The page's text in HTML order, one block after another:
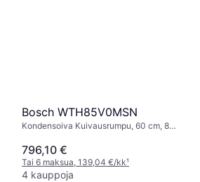
Bosch WTH85V0MSN
Kondensoiva Kuivausrumpu, 60 cm, 8
796,10 €
Tai 6 maksua, 139,04 €/kk¹
4 kauppoja